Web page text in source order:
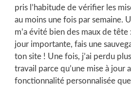
pris l’habitude de vérifier les
au moins une fois par semaine.
m’a évité bien des maux de
jour importante, fais une
ton site ! Une fois, j’ai perdu
travail parce qu’une mise à jour
fonctionnalité personnalisée